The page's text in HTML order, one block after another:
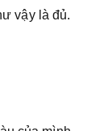
vậy là đủ.